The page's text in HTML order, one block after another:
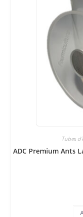
Tubes
ADC Premium Ants